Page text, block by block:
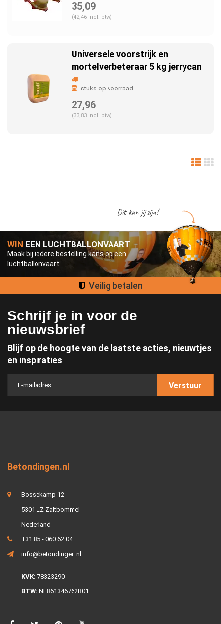
35,09
(42,46 Incl. btw)
Universele voorstrijk en
mortelverbeteraar 5 kg jerrycan
stuks op voorraad
27,96
(33,83 Incl. btw)
WIN EEN LUCHTBALLONVAART
Maak bij iedere bestelling kans op een
luchtballonvaart
Dit kan jij zijn!
Groot assortiment
Schrijf je in voor de
nieuwsbrief
Blijf op de hoogte van de laatste acties, nieuwtjes
en inspiraties
Verstuur
Betondingen.nl
Bossekamp 12
5301 LZ Zaltbommel
Nederland
+31 85 - 060 62 04
info@betondingen.nl
KVK: 78323290
BTW: NL861346762B01